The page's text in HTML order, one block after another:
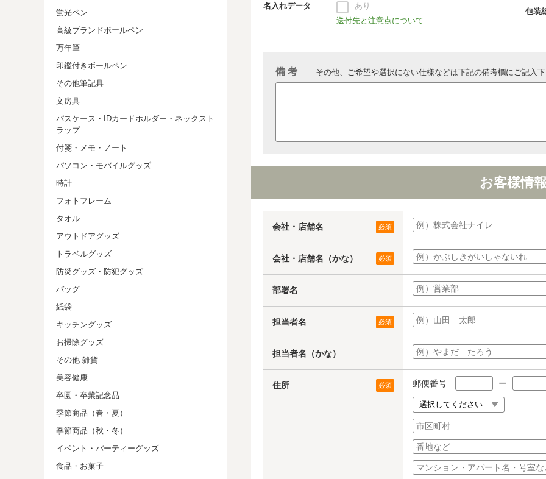
蛍光ペン
高級ブランドボールペン
万年筆
印鑑付きボールペン
その他筆記具
文房具
パスケース・IDカードホルダー・ネックスト
ラップ
付箋・メモ・ノート
パソコン・モバイルグッズ
時計
フォトフレーム
タオル
アウトドアグッズ
トラベルグッズ
防災グッズ・防犯グッズ
バッグ
紙袋
キッチングッズ
お掃除グッズ
その他 雑貨
美容健康
卒園・卒業記念品
季節商品（春・夏）
季節商品（秋・冬）
イベント・パーティーグッズ
食品・お菓子
名入れデータ
あり
送付先と注意点について
包装
備 考 その他、ご希望や選択にない仕様などは下記の備考欄にご記入
お客様情
会社・店舗名 必須
会社・店舗名（かな） 必須
部署名
担当者名 必須
担当者名（かな）
住所 必須 郵便番号 ー